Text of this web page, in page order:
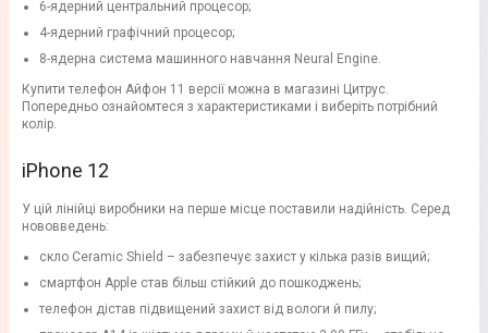
6-ядерний центральний процесор;
4-ядерний графічний процесор;
8-ядерна система машинного навчання Neural Engine.
Купити телефон Айфон 11 версії можна в магазині Цитрус.
Попередньо ознайомтеся з характеристиками і виберіть потрібний
колір.
iPhone 12
У цій лінійці виробники на перше місце поставили надійність. Серед
нововведень:
скло Ceramic Shield – забезпечує захист у кілька разів вищий;
смартфон Apple став більш стійкий до пошкоджень;
телефон дістав підвищений захист від вологи й пилу;